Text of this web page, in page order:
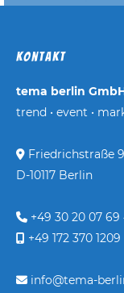
Kontakt
tema berlin
trend • event •
Friedrichstraße
D-10117 Berlin
+49 30 20 07 69
+49 172 370 1209
info@tema-